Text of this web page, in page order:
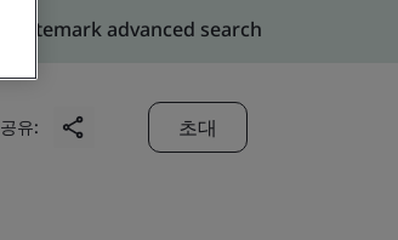
Kitemark advanced search
공유: 초대